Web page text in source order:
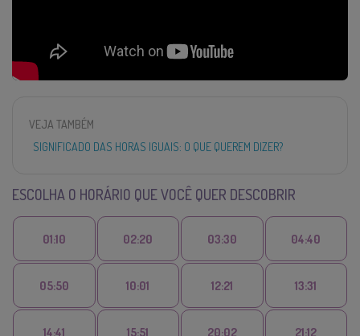
VEJA TAMBÉM
SIGNIFICADO DAS HORAS IGUAIS: O QUE QUEREM DIZER?
ESCOLHA O HORÁRIO QUE VOCÊ QUER DESCOBRIR
01:10 02:20 03:30 04:40
05:50 10:01 12:21 13:31
14:41 15:51 20:02 21:12